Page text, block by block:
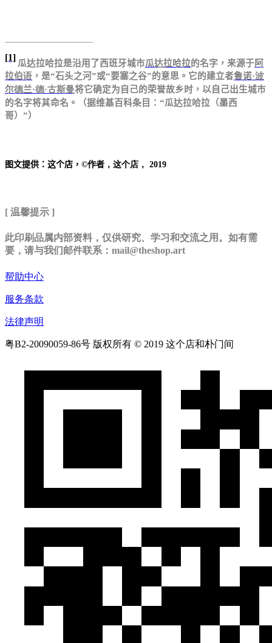
[1]
瓜达拉哈拉是沿用了西班牙城市瓜达拉哈拉的名字，来源于阿
拉伯语 ，是“石头之河 ”或“要塞之谷”的意思。它的建立者鲁诺·波
尔德兰·德·古斯曼将它确定为 自己的荣誉故乡时 ，以自己出生城市
的名字将其命名。（据维基百科条目： “瓜达拉哈拉（墨西
哥） ”）
图文提供：这个店， ©作者 ，这个店， 2019
[ 温馨提示 ]
此印刷品属内部资料，仅供研究、学习和交流之用。如有需
要，请与我们邮件联系：mail@theshop.art
帮助中心
服务条款
法律声明
粤B2-20090059-86号 版权所有 © 2019 这个店和朴门间